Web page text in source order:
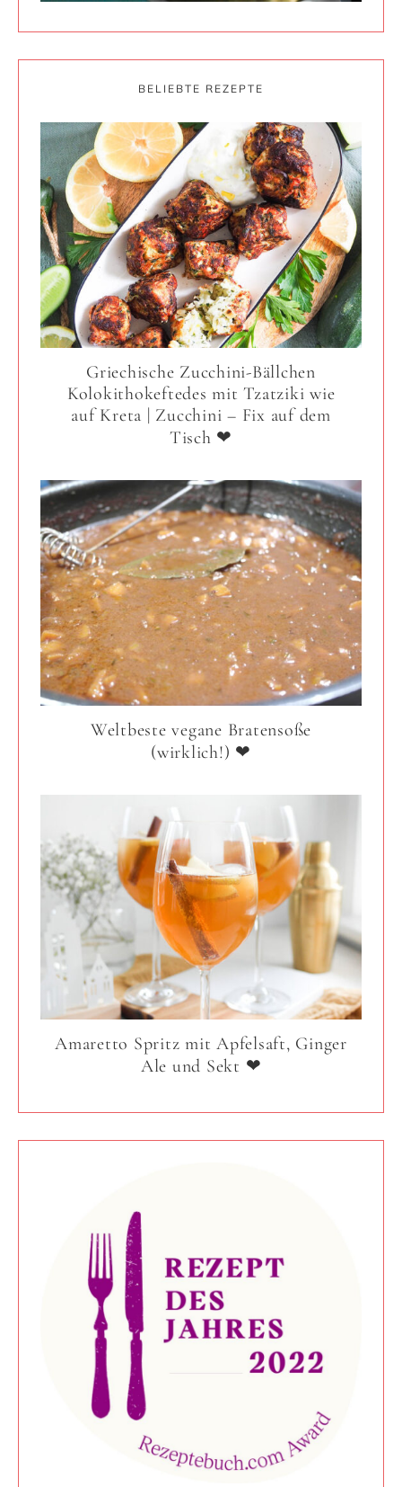
BELIEBTE REZEPTE
Griechische Zucchini-Bällchen
Kolokithokeftedes mit Tzatziki wie
auf Kreta | Zucchini – Fix auf dem
Tisch ❤
Weltbeste vegane Bratensoße
(wirklich!) ❤
Amaretto Spritz mit Apfelsaft, Ginger
Ale und Sekt ❤